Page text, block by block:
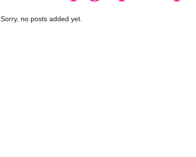
Sorry, no posts added yet.